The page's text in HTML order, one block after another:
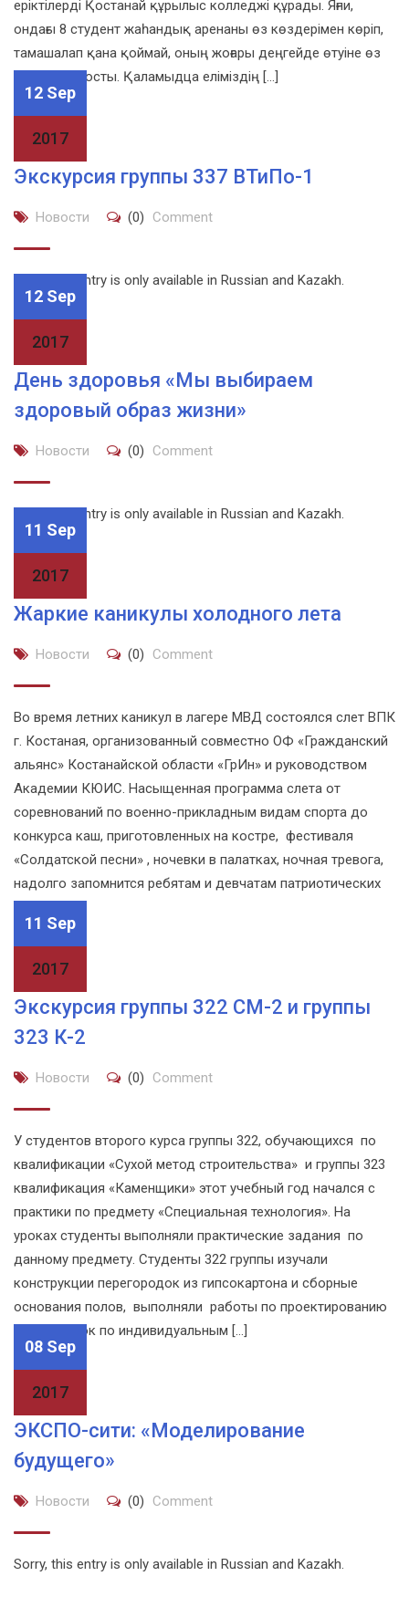
еріктілерді Қостанай құрылыс колледжі құрады. Яғни,
ондағы 8 студент жаһандық аренаны өз көздерімен көріп,
тамашалап қана қоймай, оның жоғары деңгейде өтуіне өз
үлестерін қосты. Қаламыдца еліміздің […]
12 Sep
2017
Экскурсия группы 337 ВТиПо-1
Новости (0) Comment
Sorry, this entry is only available in Russian and Kazakh.
12 Sep
2017
День здоровья «Мы выбираем
здоровый образ жизни»
Новости (0) Comment
Sorry, this entry is only available in Russian and Kazakh.
11 Sep
2017
Жаркие каникулы холодного лета
Новости (0) Comment
Во время летних каникул в лагере МВД состоялся слет ВПК
г. Костаная, организованный совместно ОФ «Гражданский
альянс» Костанайской области «ГрИн» и руководством
Академии КЮИС. Насыщенная программа слета от
соревнований по военно-прикладным видам спорта до
конкурса каш, приготовленных на костре, фестиваля
«Солдатской песни» , ночевки в палатках, ночная тревога,
надолго запомнится ребятам и девчатам патриотических
11 Sep
2017
Экскурсия группы 322 СМ-2 и группы
323 К-2
Новости (0) Comment
У студентов второго курса группы 322, обучающихся по
квалификации «Сухой метод строительства» и группы 323
квалификация «Каменщики» этот учебный год начался с
практики по предмету «Специальная технология». На
уроках студенты выполняли практические задания по
данному предмету. Студенты 322 группы изучали
конструкции перегородок из гипсокартона и сборные
основания полов, выполняли работы по проектированию
перегородок по индивидуальным […]
08 Sep
2017
ЭКСПО-сити: «Моделирование
будущего»
Новости (0) Comment
Sorry, this entry is only available in Russian and Kazakh.